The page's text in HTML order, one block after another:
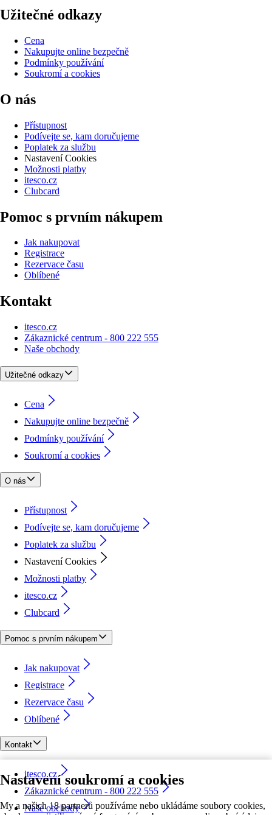
Nastavení soukromí a cookies
My a našich 18 partnerů používáme nebo ukládáme soubory cookies,
Užitečné odkazy
Cena
Nakupujte online bezpečně
Podmínky používání
Soukromí a cookies
O nás
Přístupnost
Podívejte se, kam doručujeme
Poplatek za službu
Nastavení Cookies
Možnosti platby
itesco.cz
Clubcard
Pomoc s prvním nákupem
Jak nakupovat
Registrace
Rezervace času
Oblíbené
Kontakt
itesco.cz
Zákaznické centrum - 800 222 555
Naše obchody
Užitečné odkazy
Cena
Nakupujte online bezpečně
Podmínky používání
Soukromí a cookies
O nás
Přístupnost
Podívejte se, kam doručujeme
Poplatek za službu
Nastavení Cookies
Možnosti platby
itesco.cz
Clubcard
Pomoc s prvním nákupem
Jak nakupovat
Registrace
Rezervace času
Oblíbené
Kontakt
itesco.cz
Zákaznické centrum - 800 222 555
Naše obchody